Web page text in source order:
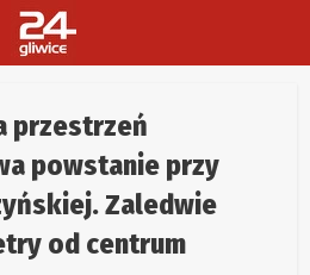
przestrzeń
powstanie przy
Zaledwie
od centrum